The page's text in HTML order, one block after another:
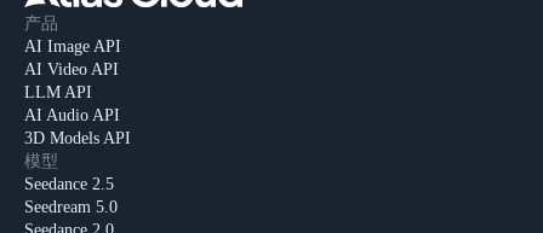
产品
AI Image API
AI Video API
LLM API
AI Audio API
3D Models API
模型
Seedance 2.5
Seedream 5.0